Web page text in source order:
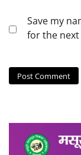
Save my
for the